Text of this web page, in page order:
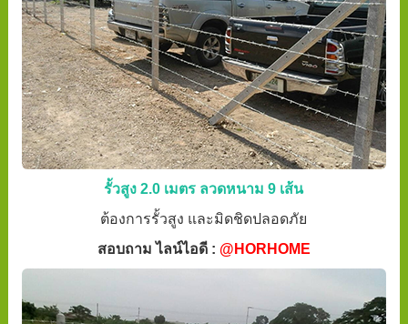
รั้วสูง 2.0 เมตร ลวดหนาม 9 เส้น
ต้องการรั้วสูง และมิดชิดปลอดภัย
สอบถาม ไลน์ไอดี : @HORHOME